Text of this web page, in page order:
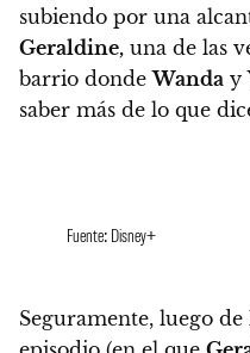
subiendo por una
Geraldine, una de las
barrio dondeWanda y
saber más de lo que
Fuente: Disney+
Seguramente, luego de